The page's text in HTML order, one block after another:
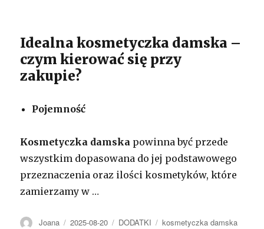
Idealna kosmetyczka damska –
czym kierować się przy
zakupie?
Pojemność
Kosmetyczka damska powinna być przede
wszystkim dopasowana do jej podstawowego
przeznaczenia oraz ilości kosmetyków, które
zamierzamy w …
Autor
Joana Opublikowano
2025-08-20 Kategorie
DODATKI Tagi
kosmetyczka damska